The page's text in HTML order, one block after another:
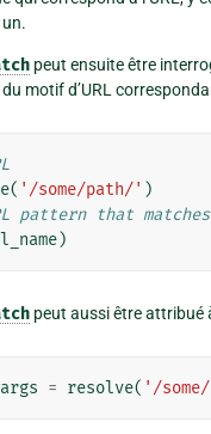
un.
peut ensuite être
motif d’URL
( '/some/path/' )
pattern that matches
)
peut aussi être attribué
= resolve( '/